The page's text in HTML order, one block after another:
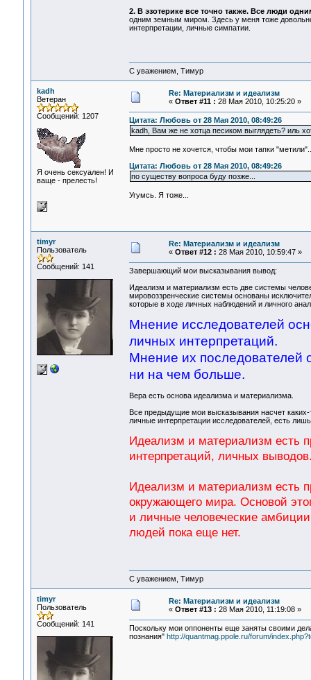
2. В эзотерике все точно также. Все люди
одним земным миром. Здесь у меня тоже
интерпретации, личные симпатии.
С уважением, Тимур
kadh
Ветеран
Сообщений: 1207
Я очень сексуален! И
ваще - прелесть!
Re: Материализм и идеализм
« Ответ #11 : 28 Мая 2010, 10:25:20 »
Цитата: Любовь от 28 Мая 2010, 08:49:26
kadh, Вам же не хотца песиком выглядеть? иль
Мне просто не хочется, чтобы мои тапки
Цитата: Любовь от 28 Мая 2010, 08:49:26
по существу вопроса буду позже...
Угумсь. Я тоже...
timyr
Пользователь
Сообщений: 141
Re: Материализм и идеализм
« Ответ #12 : 28 Мая 2010, 10:59:47 »
Завершающий мои высказывания вывод:
Идеализм и материализм есть две системы
мировоззренческие системы основаны
которые в ходе личных наблюдений и личного
Мнение исследователей
личных интерпретаций.
Мнение их последователей
ни на чем больше.
Вера есть основа идеализма и материализма.
Все предыдущие мои высказывания насчет
личные интерпретации исследователей, есть
Идеализм и материализм есть
интерпретаций, личных
Идеализм и материализм есть
окружающего мира. Основой
и личные человеческие
людей пока еще нет.
С уважением, Тимур
timyr
Пользователь
Сообщений: 141
Re: Материализм и идеализм
« Ответ #13 : 28 Мая 2010, 11:19:08 »
Поскольку мои оппоненты еще заняты своими
познания" http://quantmag.ppole.ru/forum/